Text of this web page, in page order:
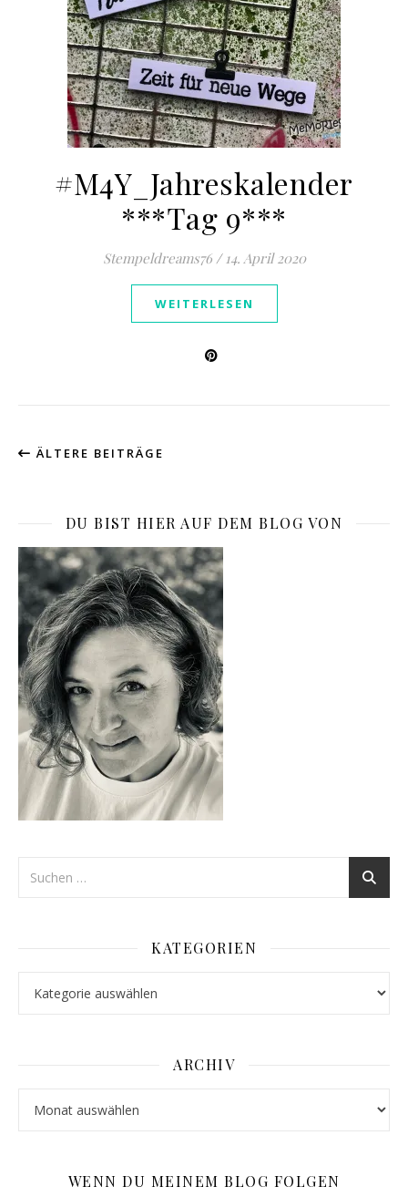
#M4Y_Jahreskalender
***Tag 9***
Stempeldreams76 / 14. April 2020
WEITERLESEN
ÄLTERE BEITRÄGE
DU BIST HIER AUF DEM BLOG VON
KATEGORIEN
ARCHIV
WENN DU MEINEM BLOG FOLGEN